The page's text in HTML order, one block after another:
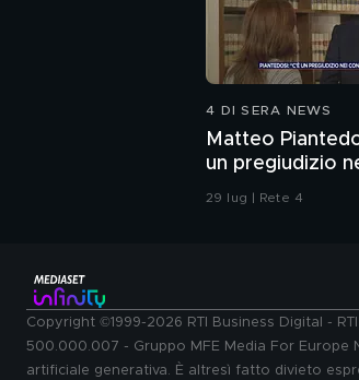
4 DI SERA NEWS
Matteo
un pregiudizio
confronti della
29 lug | Rete 4
Copyright ©1999-2026 RTI Business Digital -
500.000.007 - Gruppo MFE Media For
artificiale generativa. È altresì fatto divieto